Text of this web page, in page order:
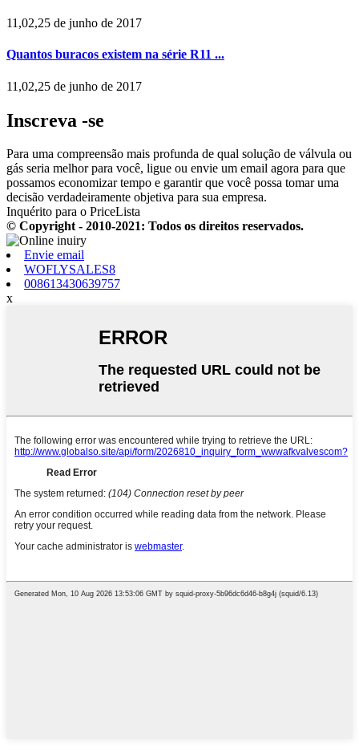
11,02,25 de junho de 2017
Quantos buracos existem na série R11 ...
11,02,25 de junho de 2017
Inscreva -se
Para uma compreensão mais profunda de qual solução de válvula ou
gás seria melhor para você, ligue ou envie um email agora para que
possamos economizar tempo e garantir que você possa tomar uma
decisão verdadeiramente objetiva para sua empresa.
Inquérito para o PriceLista
© Copyright - 2010-2021: Todos os direitos reservados.
Envie email
WOFLYSALES8
008613430639757
x